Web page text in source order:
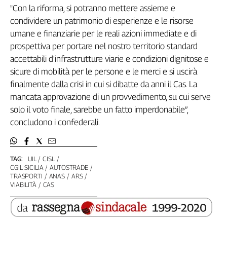
Speciali
G8
di
Genova,
sangue
della
ragione
120
anni
Cgil
Academy
Collettiva
Play
Rubriche
Collettiva
Talk
TAG: UIL
CISL
CGIL SICILIA
AUTOSTRADE
TRASPORTI
ANAS
ARS
VIABILITÀ
CAS
"Con la riforma, si potranno mettere assieme e
condividere un patrimonio di esperienze e le risorse
umane e finanziarie per le reali azioni immediate e di
prospettiva per portare nel nostro territorio standard
accettabili d'infrastrutture viarie e condizioni dignitose e
sicure di mobilità per le persone e le merci e si uscirà
finalmente dalla crisi in cui si dibatte da anni il Cas. La
mancata approvazione di un provvedimento, su cui serve
solo il voto finale, sarebbe un fatto imperdonabile”,
concludono i confederali.